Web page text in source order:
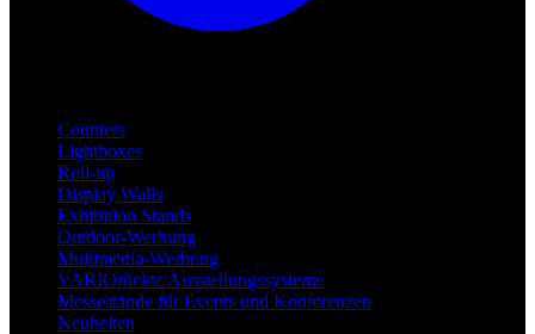
Counters
Lightboxes
Roll-up
Display Walls
Exhibition Stands
Outdoor-Werbung
Multimedia-Werbung
VARIOrückte Ausstellungssysteme
Messestände für Events und Konferenzen
Neuheiten